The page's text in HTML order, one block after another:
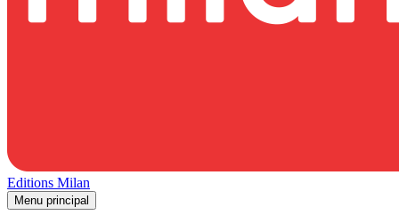
Editions Milan
Menu principal